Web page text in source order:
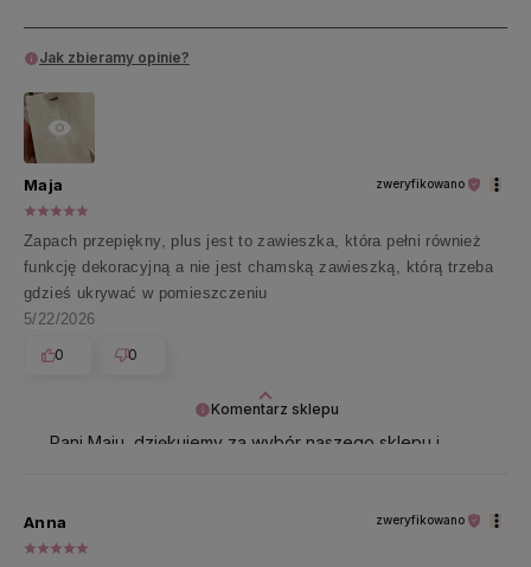
Jak zbieramy opinie?
Komentarz sklepu
Pani Maju, dziękujemy za wybór naszego sklepu i
Maja zweryfikowano
Zapach przepiękny, plus jest to zawieszka, która pełni również
funkcję dekoracyjną a nie jest chamską zawieszką, którą trzeba
gdzieś ukrywać w pomieszczeniu
5/22/2026
0
0
Anna zweryfikowano